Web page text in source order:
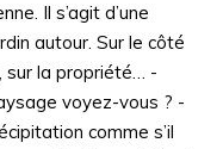
Il s’agit d’une
autour. Sur le côté
sur la propriété… -
voyez-vous ? -
comme s’il